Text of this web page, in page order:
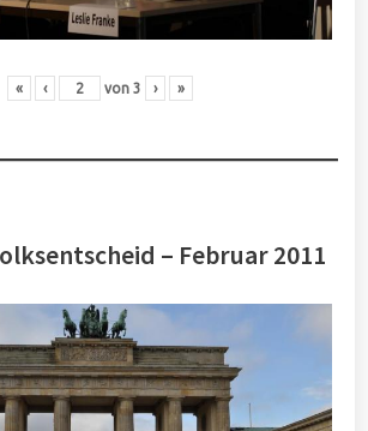
« ‹ von 3 › »
– Februar 2011